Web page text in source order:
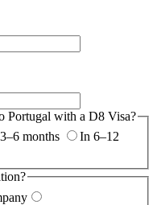
Portugal with a D8 Visa?
months
In 6–12